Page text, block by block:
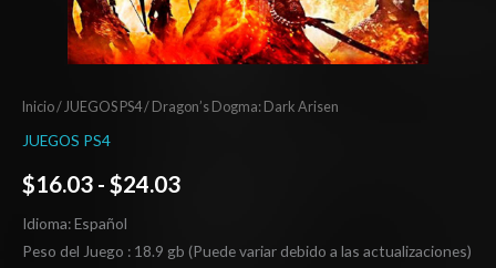
Inicio/ JUEGOS PS4/ Dragon’s Dogma: Dark Arisen
JUEGOS PS4
$16.03 - $24.03
Idioma: Español
Peso del Juego : 18.9 gb (Puede variar debido a las actualizaciones)